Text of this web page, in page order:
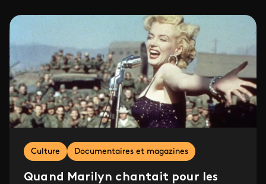
Culture Documentaires et magazines
Quand Marilyn chantait pour les